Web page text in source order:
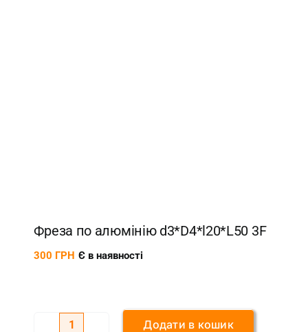
Фреза по алюмінію d3*D4*l20*L50 3F
300 ГРН Є в наявності
Додати в кошик